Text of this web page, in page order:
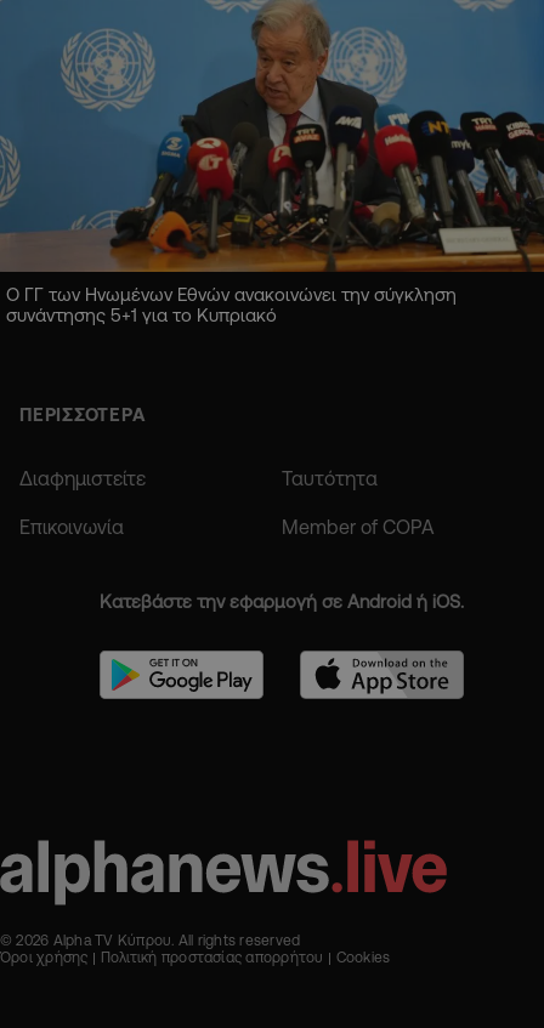
Ο ΓΓ των Ηνωμένων Εθνών ανακοινώνει την σύγκληση
συνάντησης 5+1 για το Κυπριακό
ΠΕΡΙΣΣΟΤΕΡΑ
Διαφημιστείτε Ταυτότητα
Επικοινωνία Member of COPA
Κατεβάστε την εφαρμογή σε Android ή iOS.
© 2026 Alpha TV Κύπρου. All rights reserved
Όροι χρήσης
Πολιτική προστασίας απορρήτου Cookies